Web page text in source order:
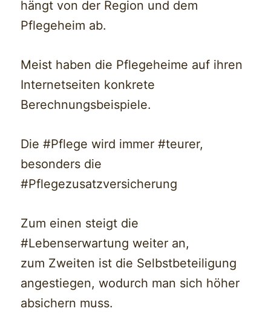
hängt von der Region und dem
Pflegeheim ab.
Meist haben die Pflegeheime auf ihren
Internetseiten konkrete
Berechnungsbeispiele.
Die #Pflege wird immer #teurer,
besonders die
#Pflegezusatzversicherung
Zum einen steigt die
#Lebenserwartung weiter an,
zum Zweiten ist die Selbstbeteiligung
angestiegen, wodurch man sich höher
absichern muss.